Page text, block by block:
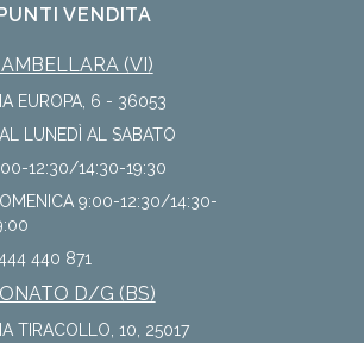
PUNTI VENDITA
(VI)
EUROPA, 6 - 36053
LUNEDÌ AL SABATO
12:30/14:30-19:30
9:00-12:30/14:30-
440 871
D/G (BS)
TIRACOLLO, 10, 25017